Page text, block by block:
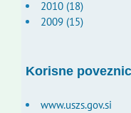
2010 (18)
2009 (15)
Korisne
www.uszs.gov.si